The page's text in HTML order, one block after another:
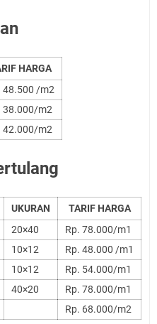
HARGA
48.500 /m2
38.000/m2
42.000/m2
UKURAN
TARIF HARGA
20×40
Rp. 78.000/m1
10×12
Rp. 48.000 /m1
10×12
Rp. 54.000/m1
40×20
Rp. 78.000/m1
Rp. 68.000/m2